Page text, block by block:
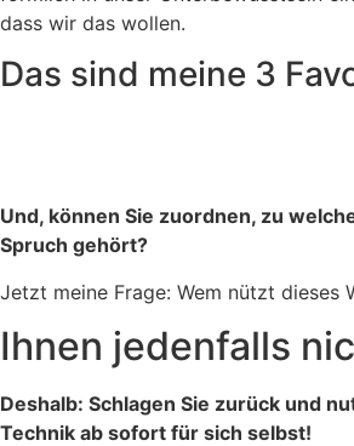
dass wir das wollen.
Das sind meine 3
Und, können Sie zuordnen, zu
Spruch gehört?
Jetzt meine Frage: Wem nützt dieses
Ihnen jedenfalls
Deshalb: Schlagen Sie zurück und
Technik ab sofort für sich selbst!